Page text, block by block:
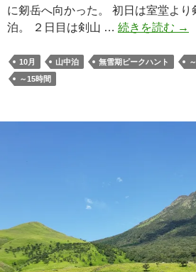
に剱岳へ向かった。 初日は室堂より
泊。 ２日目は剣山 … 続きを読む 日
百
り
ピ
ス
ト
ン
→
10月 山中泊 無雪期ピークハント
～15時間